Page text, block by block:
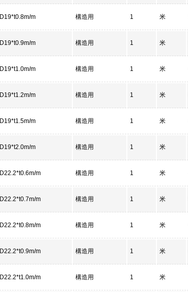
D19*t0.8m/m 構造用 1 米
D19*t0.9m/m 構造用 1 米
D19*t1.0m/m 構造用 1 米
D19*t1.2m/m 構造用 1 米
D19*t1.5m/m 構造用 1 米
D19*t2.0m/m 構造用 1 米
D22.2*t0.6m/m 構造用 1 米
D22.2*t0.7m/m 構造用 1 米
D22.2*t0.8m/m 構造用 1 米
D22.2*t0.9m/m 構造用 1 米
D22.2*t1.0m/m 構造用 1 米